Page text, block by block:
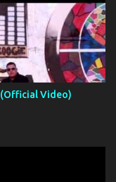
(Official Video)